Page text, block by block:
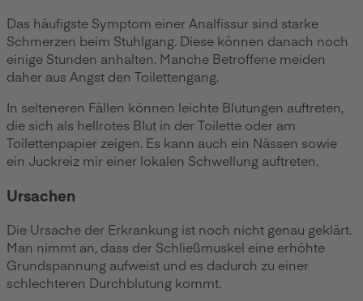
Das häufigste Symptom einer Analfissur sind starke
Schmerzen beim Stuhlgang. Diese können danach noch
einige Stunden anhalten. Manche Betroffene meiden
daher aus Angst den Toilettengang.
In selteneren Fällen können leichte Blutungen auftreten,
die sich als hellrotes Blut in der Toilette oder am
Toilettenpapier zeigen. Es kann auch ein Nässen sowie
ein Juckreiz mir einer lokalen Schwellung auftreten.
Ursachen
Die Ursache der Erkrankung ist noch nicht genau geklärt.
Man nimmt an, dass der Schließmuskel eine erhöhte
Grundspannung aufweist und es dadurch zu einer
schlechteren Durchblutung kommt.